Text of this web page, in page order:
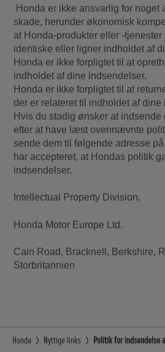
Honda er ikke ansvarlig for noget
skade, herunder økonomisk
at Honda-produkter eller -
identiske eller ligner indholdet af
Honda er ikke forpligtet til at
indholdet af dine indsendelser.
Honda er ikke forpligtet til at
der er relateret til indholdet af dine
Hvis du stadig ønsker at
efter at have læst ovennævnte
sende dem til følgende adresse
har accepteret, at Hondas politik
indsendelser.
Intellectual Property Division,
Honda Motor Europe Ltd.
Cain Road, Bracknell, Berkshire,
Storbritannien
Honda Nyttige links Politik for indsendelse